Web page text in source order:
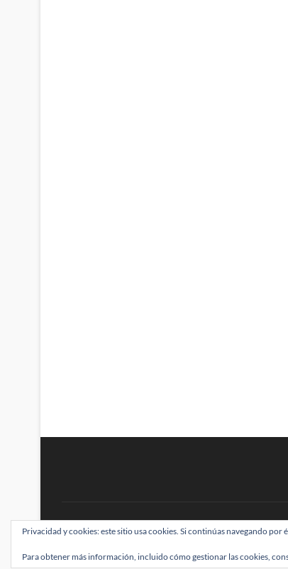
BRAINSTOMPING| Diseñado por:Theme Freesia|
Privacidad y cookies: este sitio usa cookies. Si continúas navegando por
Para obtener más información, incluido cómo gestionar las cookies,